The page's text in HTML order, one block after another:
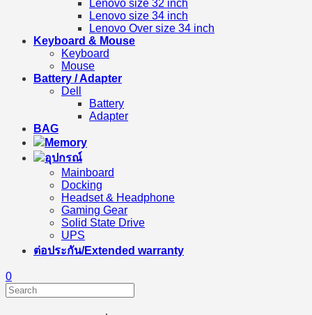
Lenovo size 32 inch
Lenovo size 34 inch
Lenovo Over size 34 inch
Keyboard & Mouse
Keyboard
Mouse
Battery / Adapter
Dell
Battery
Adapter
BAG
Memory
อุปกรณ์
Mainboard
Docking
Headset & Headphone
Gaming Gear
Solid State Drive
UPS
ต่อประกัน/Extended warranty
0